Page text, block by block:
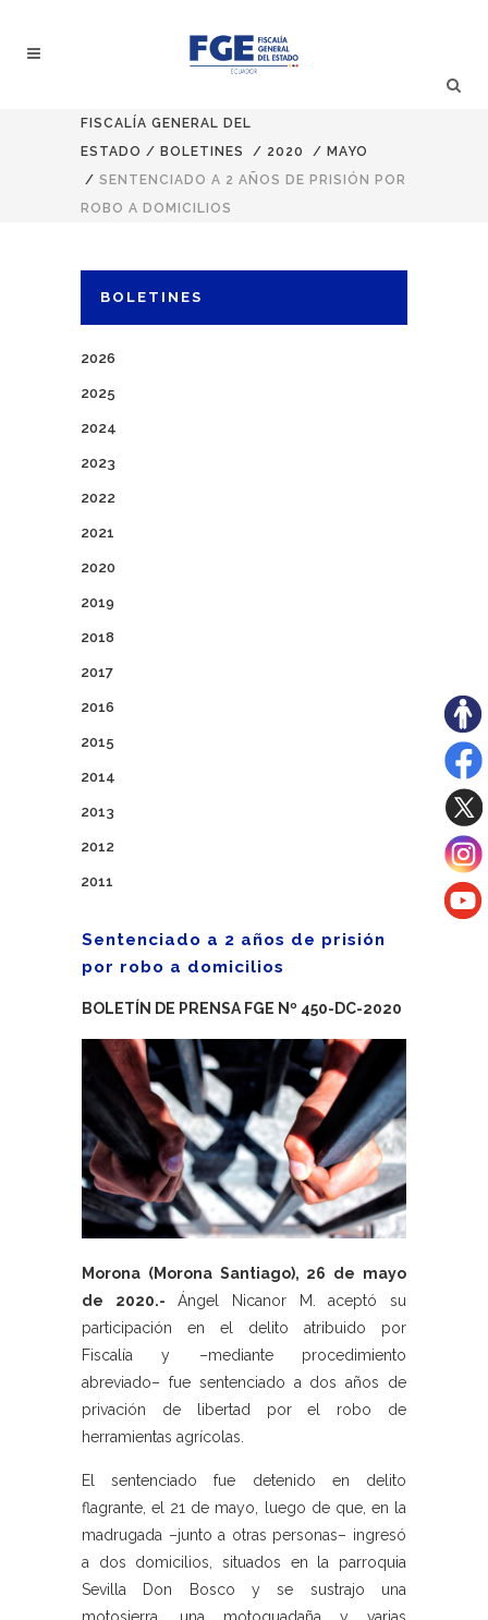
FISCALÍA GENERAL DEL
ESTADO / BOLETINES / 2020 / MAYO
/ SENTENCIADO A 2 AÑOS DE PRISIÓN POR
ROBO A DOMICILIOS
BOLETINES
2026
2025
2024
2023
2022
2021
2020
2019
2018
2017
2016
2015
2014
2013
2012
2011
Sentenciado a 2 años de prisión
por robo a domicilios
BOLETÍN DE PRENSA FGE Nº 450-DC-2020
Morona (Morona Santiago), 26 de mayo
de 2020.- Ángel Nicanor M. aceptó su
participación en el delito atribuido por
Fiscalía y –mediante procedimiento
abreviado– fue sentenciado a dos años de
privación de libertad por el robo de
herramientas agrícolas.
El sentenciado fue detenido en delito
flagrante, el 21 de mayo, luego de que, en la
madrugada –junto a otras personas– ingresó
a dos domicilios, situados en la parroquia
Sevilla Don Bosco y se sustrajo una